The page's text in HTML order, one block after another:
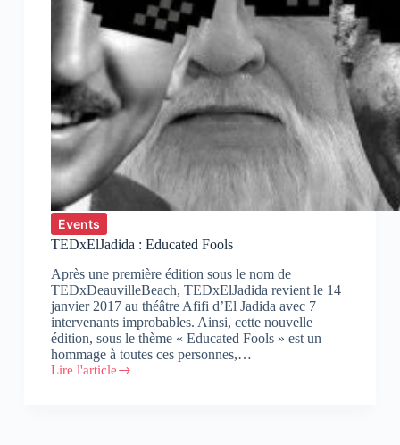
Events
TEDxElJadida : Educated Fools
Après une première édition sous le nom de
TEDxDeauvilleBeach, TEDxElJadida revient le 14
janvier 2017 au théâtre Afifi d’El Jadida avec 7
intervenants improbables. Ainsi, cette nouvelle
édition, sous le thème « Educated Fools » est un
hommage à toutes ces personnes,…
Lire l'article
TEDxElJadida